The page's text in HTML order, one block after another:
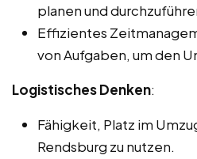
planen und
Effizientes
von Aufgaben, um den
Logistisches Denken:
Fähigkeit, Platz im
Rendsburg zu nutzen.